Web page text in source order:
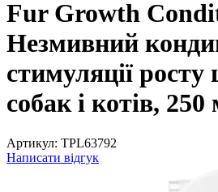
Fur Growth
Незмивний
стимуляції росту
собак і котів, 250
Артикул: TPL63792
Написати відгук